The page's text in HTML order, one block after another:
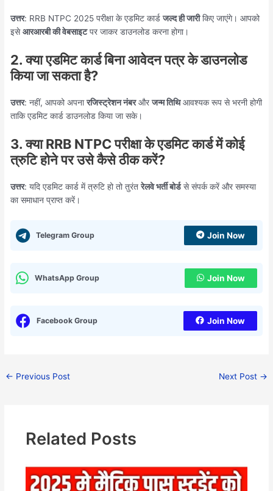
उत्तर: RRB NTPC 2025 परीक्षा के एडमिट कार्डजल्द ही जारीकिए जाएंगे। आपको
इसेआरआरबी की वेबसाइटपर जाकर डाउनलोड करना होगा।
2. क्या एडमिट कार्ड बिना आवेदन पत्र के डाउनलोड
किया जा सकता है?
उत्तर: नहीं, आपको अपनारजिस्ट्रेशन नंबरऔरजन्म तिथिआवश्यक रूप से भरनी होगी
ताकि एडमिट कार्ड डाउनलोड किया जा सके।
3. क्या RRB NTPC परीक्षा के एडमिट कार्ड में कोई
त्रुटि होने पर उसे कैसे ठीक करें?
उत्तर: यदि एडमिट कार्ड में त्रुटि हो तो तुरंतरेलवे भर्ती बोर्डसे संपर्क करें और समस्या
का समाधान प्राप्त करें।
Telegram Group Join Now
WhatsApp Group Join Now
Facebook Group Join Now
← Previous Post Next Post →
Related Posts